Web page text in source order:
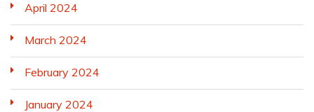
April 2024
March 2024
February 2024
January 2024